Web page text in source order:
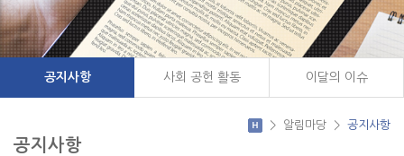
공지사항 사회 공헌 활동 이달의 이슈
공지사항
> 알림마당 > 공지사항